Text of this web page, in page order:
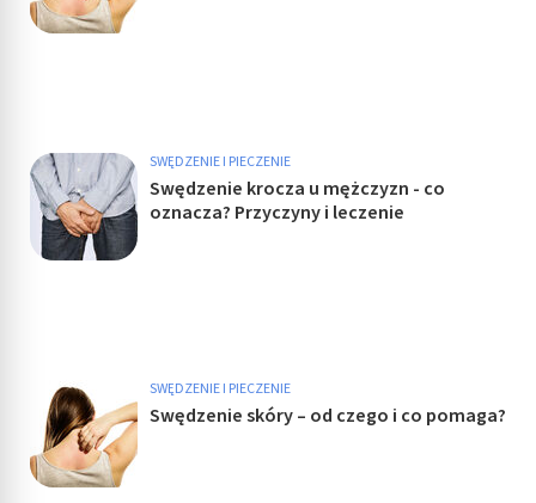
SWĘDZENIE I PIECZENIE
Swędzenie krocza u mężczyzn - co
oznacza? Przyczyny i leczenie
SWĘDZENIE I PIECZENIE
Swędzenie skóry – od czego i co pomaga?